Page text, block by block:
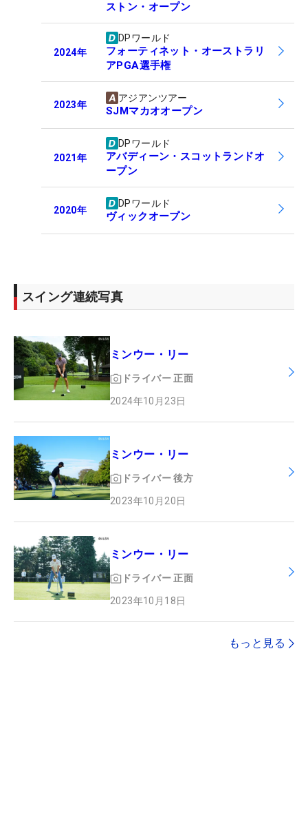
ストン・オープン
2024年
DPワールド
フォーティネット・オーストラリ
アPGA選手権
2023年
アジアンツアー
SJMマカオオープン
2021年
DPワールド
アバディーン・スコットランドオ
ープン
2020年
DPワールド
ヴィックオープン
スイング連続写真
ミンウー・リー
ドライバー 正面
2024年10月23日
ミンウー・リー
ドライバー 後方
2023年10月20日
ミンウー・リー
ドライバー 正面
2023年10月18日
もっと見る